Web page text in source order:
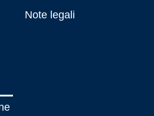
Note legali